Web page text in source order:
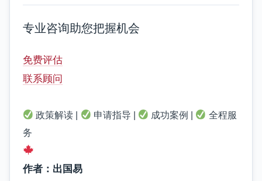
专业咨询助您把握机会
免费评估
联系顾问
政策解读 | 申请指导 | 成功案例 |
全程服
务
作者：出国易